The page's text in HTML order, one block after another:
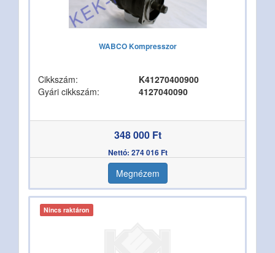
WABCO Kompresszor
Cikkszám:
K41270400900
Gyári cikkszám:
4127040090
348 000 Ft
Nettó: 274 016 Ft
Megnézem
Nincs raktáron